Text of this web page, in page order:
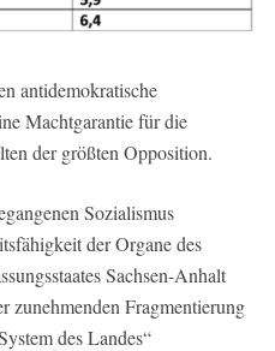
antidemokratische
Machtgarantie für die
der größten Opposition.
Sozialismus
der Organe des
Sachsen-Anhalt
zunehmenden Fragmentierung
des Landes“